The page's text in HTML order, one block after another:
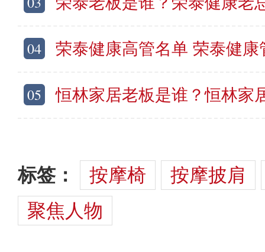
04 荣泰健康高管名单 荣泰健康管理人员
05 恒林家居老板是谁？恒林家居老总叫
标签： 按摩椅
按摩披肩
聚焦人物